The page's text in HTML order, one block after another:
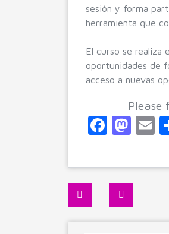
sesión y forma
herramienta que
El curso se realiza
oportunidades de
acceso a nuevas
Please
F
c
e
b
M
st
o
d
E
Navegación